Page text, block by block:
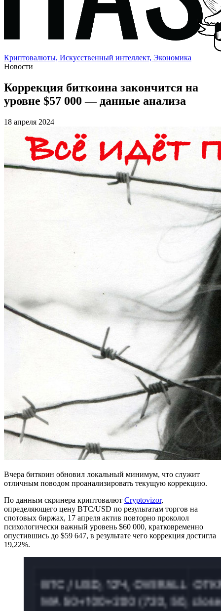
Криптовалюты, Искусственный интеллект, Экономика
Новости
Коррекция биткоина закончится на
уровне $57 000 — данные анализа
18 апреля 2024
Вчера биткоин обновил локальный минимум, что служит
отличным поводом проанализировать текущую коррекцию.
По данным скринера криптовалют Cryptovizor,
определяющего цену BTC/USD по результатам торгов на
спотовых биржах, 17 апреля актив повторно проколол
психологически важный уровень $60 000, кратковременно
опустившись до $59 647, в результате чего коррекция достигла
19,22%.